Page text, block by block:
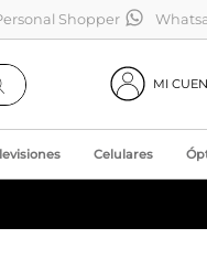
Shopper
MI
Celulares